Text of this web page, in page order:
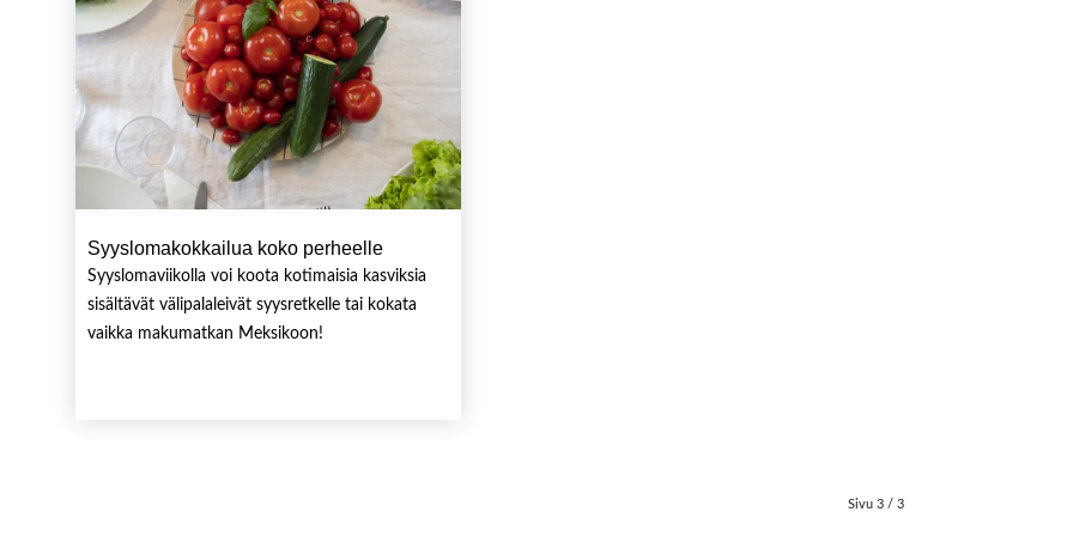
Syyslomakokkailua koko perheelle
Syyslomaviikolla voi koota kotimaisia kasviksia
sisältävät välipalaleivät syysretkelle tai kokata
vaikka makumatkan Meksikoon!
Sivu 3 / 3